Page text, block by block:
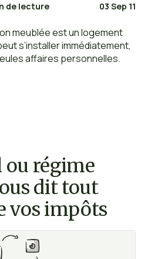
de lecture 03 Sep 11
meublée est un logement
s’installer immédiatement,
affaires personnelles.
ou régime
dit tout
vos impôts